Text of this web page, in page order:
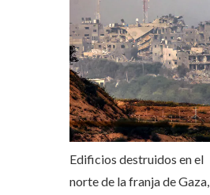
Edificios destruidos en el
norte de la franja de Gaza,